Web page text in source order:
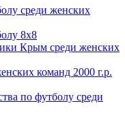
среди женских
8х8
Крым среди женских
команд 2000 г.р.
по футболу среди